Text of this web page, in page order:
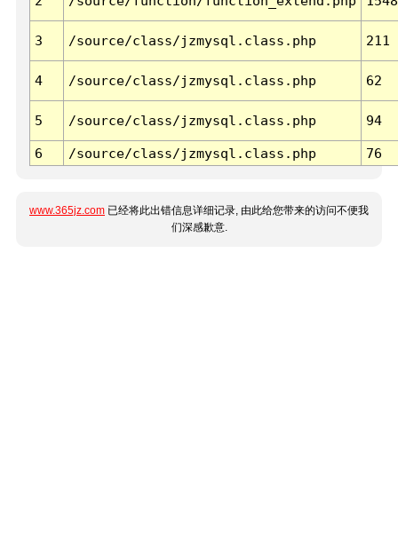
3 /source/class/jzmysql.class.php 211
4 /source/class/jzmysql.class.php 62
5 /source/class/jzmysql.class.php 94
6 /source/class/jzmysql.class.php 76
www.365jz.com 已经将此出错信息详细记录, 由此给您带来的访问不便我
们深感歉意.